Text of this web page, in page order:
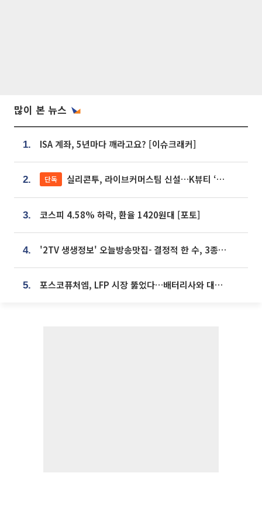
많이 본 뉴스
1. ISA 계좌, 5년마다 깨라고요? [이슈크래커]
2. 단독 실리콘투, 라이브커머스팀 신설…K뷰티 ‘글로벌 판매망’ 확대[K뷰티 라방戰]
3. 코스피 4.58% 하락, 환율 1420원대 [포토]
4. '2TV 생생정보' 오늘방송맛집- 결정적 한 수, 3종 메밀면! 메밀 소바 맛집 '의○○○○'
5. 포스코퓨처엠, LFP 시장 뚫었다…배터리사와 대규모 장기 공급 합의